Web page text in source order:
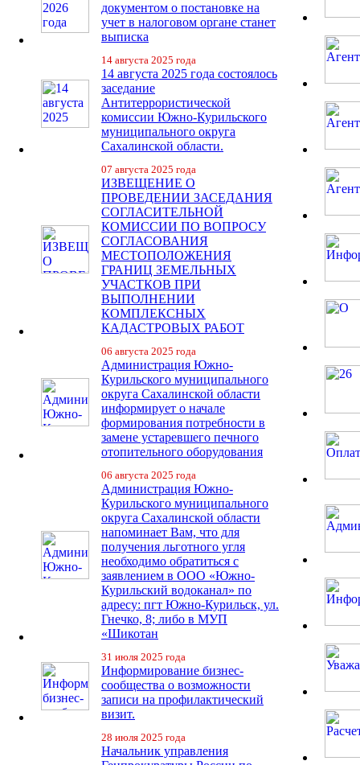
документом о постановке на
учет в налоговом органе станет
выписка
14 августа 2025 года
14 августа 2025 года состоялось
заседание
Антитеррористической
комиссии Южно-Курильского
муниципального округа
Сахалинской области.
07 августа 2025 года
ИЗВЕЩЕНИЕ О
ПРОВЕДЕНИИ ЗАСЕДАНИЯ
СОГЛАСИТЕЛЬНОЙ
КОМИССИИ ПО ВОПРОСУ
СОГЛАСОВАНИЯ
МЕСТОПОЛОЖЕНИЯ
ГРАНИЦ ЗЕМЕЛЬНЫХ
УЧАСТКОВ ПРИ
ВЫПОЛНЕНИИ
КОМПЛЕКСНЫХ
КАДАСТРОВЫХ РАБОТ
06 августа 2025 года
Администрация Южно-
Курильского муниципального
округа Сахалинской области
информирует о начале
формирования потребности в
замене устаревшего печного
отопительного оборудования
06 августа 2025 года
Администрация Южно-
Курильского муниципального
округа Сахалинской области
напоминает Вам, что для
получения льготного угля
необходимо обратиться с
заявлением в ООО «Южно-
Курильский водоканал» по
адресу: пгт Южно-Курильск, ул.
Гнечко, 8; либо в МУП
«Шикотан
31 июля 2025 года
Информирование бизнес-
сообщества о возможности
записи на профилактический
визит.
28 июля 2025 года
Начальник управления